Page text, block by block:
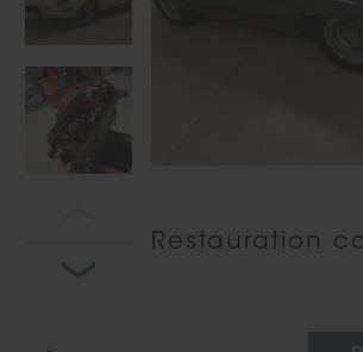
Restauration